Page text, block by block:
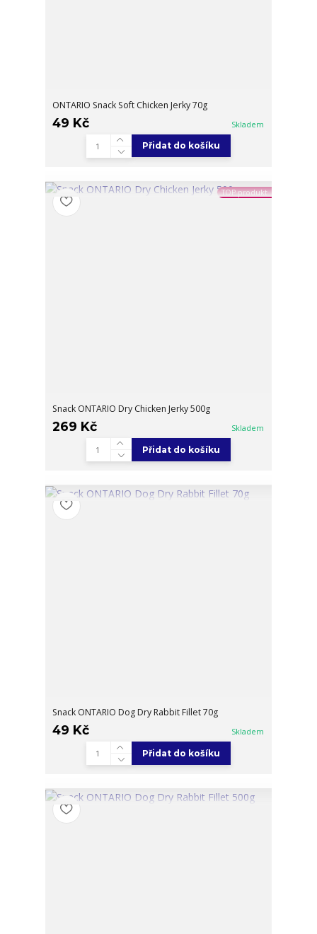
ONTARIO Snack Soft Chicken Jerky 70g
49 Kč Skladem
Přidat do košíku
TOP produkt
Snack ONTARIO Dry Chicken Jerky 500g
269 Kč Skladem
Přidat do košíku
Snack ONTARIO Dog Dry Rabbit Fillet 70g
49 Kč Skladem
Přidat do košíku